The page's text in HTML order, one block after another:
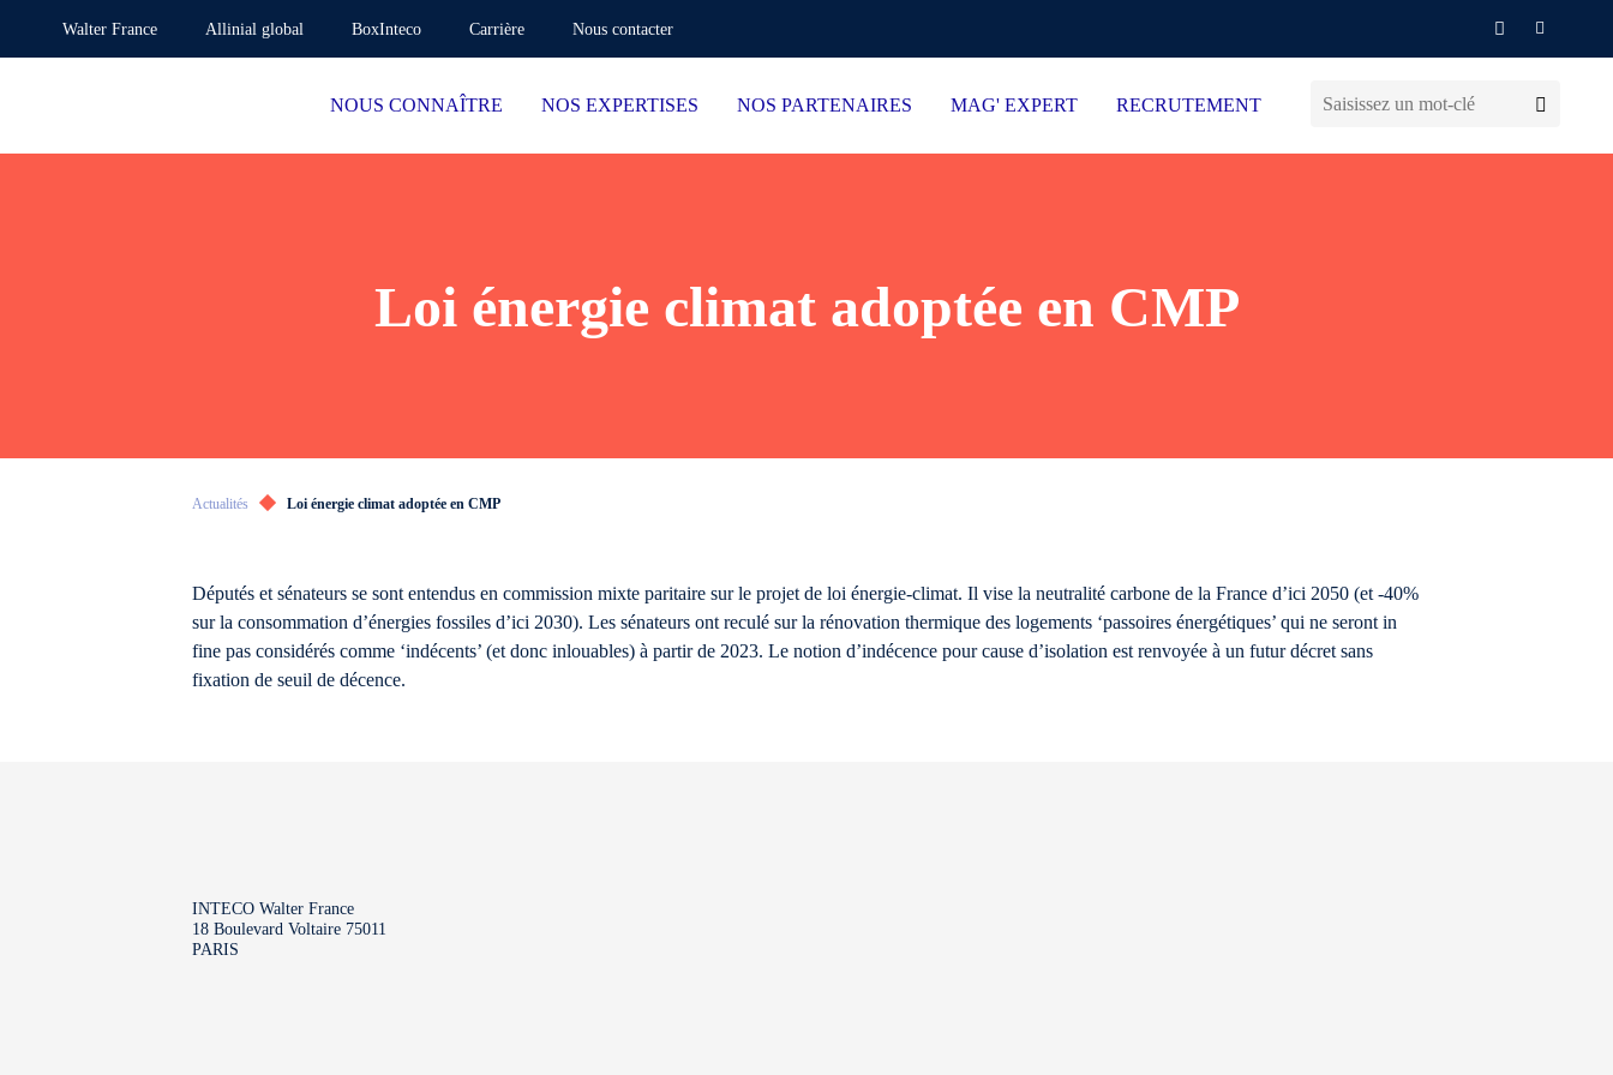
Walter France Allinial global BoxInteco Carrière Nous contacter
NOUS CONNAÎTRE NOS EXPERTISES NOS PARTENAIRES MAG' EXPERT RECRUTEMENT
Loi énergie climat adoptée en CMP
Actualités Loi énergie climat adoptée en CMP
Députés et sénateurs se sont entendus en commission mixte paritaire sur le projet de loi énergie-climat. Il vise la neutralité carbone de la France d’ici 2050 (et -40%
sur la consommation d’énergies fossiles d’ici 2030). Les sénateurs ont reculé sur la rénovation thermique des logements ‘passoires énergétiques’ qui ne seront in
fine pas considérés comme ‘indécents’ (et donc inlouables) à partir de 2023. Le notion d’indécence pour cause d’isolation est renvoyée à un futur décret sans
fixation de seuil de décence.
INTECO Walter France
18 Boulevard Voltaire 75011
PARIS